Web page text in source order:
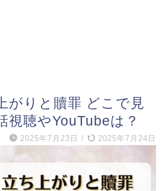
がりと贖罪 どこで見
視聴やYouTubeは？
2025年7月23日 / 2025年7月24日